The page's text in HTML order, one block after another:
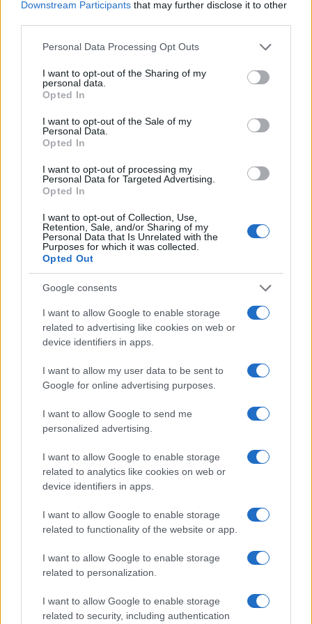
Downstream Participants that may further disclose it to other
Please note that this website/app uses one or more Google
not limited to your visit or usage behaviour. You may click to
grant or deny consent to Google and its third-party tags to
use your data for below specified purposes in below Google
consent section.
Personal Data Processing Opt Outs
I want to opt-out of the Sharing of my
personal data.
Opted In
I want to opt-out of the Sale of my
Personal Data.
Opted In
I want to opt-out of processing my
Personal Data for Targeted Advertising.
Opted In
I want to opt-out of Collection, Use,
Retention, Sale, and/or Sharing of my
Personal Data that Is Unrelated with the
Purposes for which it was collected.
Opted Out
Google consents
I want to allow Google to enable storage
related to advertising like cookies on web or
device identifiers in apps.
I want to allow my user data to be sent to
Google for online advertising purposes.
I want to allow Google to send me
personalized advertising.
I want to allow Google to enable storage
related to analytics like cookies on web or
device identifiers in apps.
I want to allow Google to enable storage
related to functionality of the website or app.
I want to allow Google to enable storage
related to personalization.
I want to allow Google to enable storage
related to security, including authentication
leszedni a faleveleket, hogy megfelelő térhez, napfényhez
jussanak. Ebben az esetben nem kell aggódnunk a falevelek
levelek helyett a talajt.
A gyomok megtartása is jó ötlet lehet, hiszen a földfelszín
csupaszsága sokkal károsabb az élőlények szempontjából,
fel kell porszívózni.
Az erkélyt kevésbé lehet felkészíteni a nyárra, mint a kertet.
idő esetén. Például én varjúhájakat szoktam tenni a
mígnem kibukik a cserépből, ezzel lefedve, így védve az
oldalát. Ha ez a technika nem szimpatikus, akár textíliával is
beburkolhatjuk a cserép oldalát.